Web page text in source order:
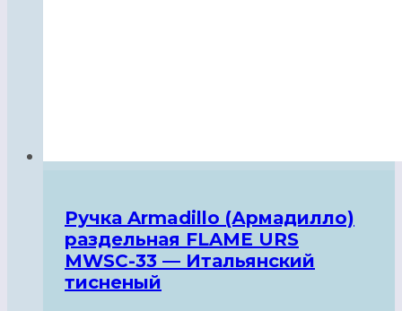
Ручка Armadillo (Армадилло)
раздельная FLAME URS
MWSC-33 — Итальянский
тисненый